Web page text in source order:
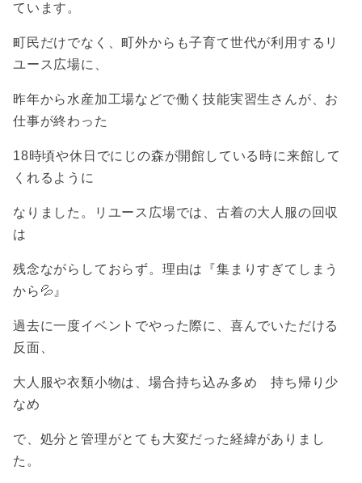
ています。
町民だけでなく、町外からも子育て世代が利用するリ
ユース広場に、
昨年から水産加工場などで働く技能実習生さんが、お
仕事が終わった
18時頃や休日でにじの森が開館している時に来館して
くれるように
なりました。リユース広場では、古着の大人服の回収
は
残念ながらしておらず。理由は『集まりすぎてしまう
から💦』
過去に一度イベントでやった際に、喜んでいただける
反面、
大人服や衣類小物は、場合持ち込み多め 持ち帰り少
なめ
で、処分と管理がとても大変だった経緯がありまし
た。